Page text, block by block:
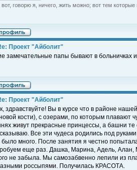
вот, говорю я, ничего, жить можно; вот тем
Проект "Айболит"
замечательные папы бывают в больничках
Проект "Айболит"
здравствуйте! Вы в курсе что в районе
кости), с озерами, по которым плавают
живут прекрасные принцессы, а башни
Все эти чудеса родились под
было много. После занятия я честно
еще раз. Дашка, Марина, Адель,
не забыла. Мы самозабвенно лепили из
россыпями. Получилась КРАСОТА.